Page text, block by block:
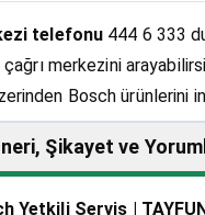
telefonu 444 6 333
merkezini
Bosch ürünlerini
Şikayet ve
Yetkili Servis |